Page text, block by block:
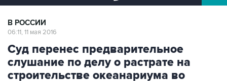
В РОССИИ
06:11, 11 мая 2016
Суд перенес предварительное
слушание по делу о растрате на
строительстве океанариума во